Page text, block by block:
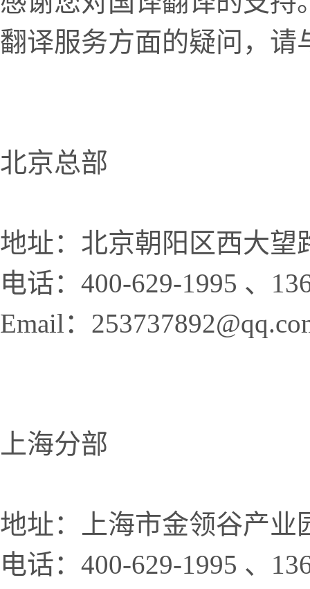
翻译服务方面的疑问，请
北京总部
地址：北京朝阳区西大望
电话：400-629-1995 、
Email：
上海分部
地址：上海市金领谷产业
电话：400-629-1995 、